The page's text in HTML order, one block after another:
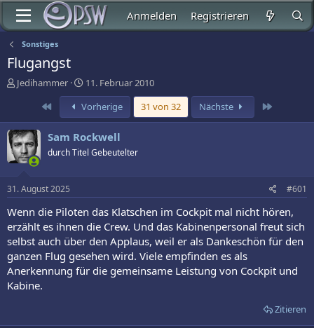
Anmelden Registrieren
Sonstiges
Flugangst
E
t
e
l
l
Jedihammer
E
r
s
t
e
l
m
11. Februar 2010
Erste
Vorherige 31 von 32 Nächste
Sam Rockwell
durch Titel Gebeutelter
31. August 2025 #601
Wenn die Piloten das Klatschen im Cockpit mal nicht hören,
erzählt es ihnen die Crew. Und das Kabinenpersonal freut sich
selbst auch über den Applaus, weil er als Dankeschön für den
ganzen Flug gesehen wird. Viele empfinden es als
Anerkennung für die gemeinsame Leistung von Cockpit und
Kabine.
Zitieren